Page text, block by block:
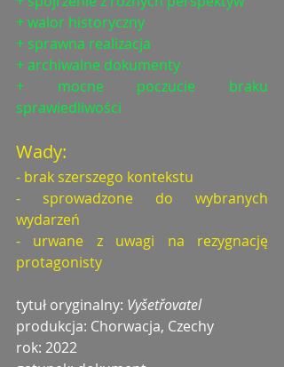
+ walor historyczny
+ sprawna realizacja
+ archiwalne dokumenty
+ mocne poczucie braku
sprawiedliwości
Wady:
- brak szerszego kontekstu
- sprowadzone do wybranych
wydarzeń
- urwane z uwagi na rezygnację
protagonisty
tytuł oryginalny: Vyšetřovatel
produkcja: Chorwacja, Czechy
rok: 2022